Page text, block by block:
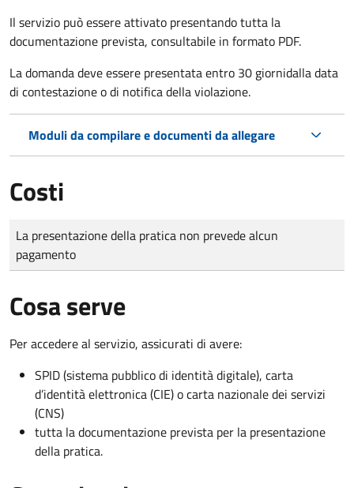
Il servizio può essere attivato presentando tutta la
documentazione prevista, consultabile in formato PDF.
La domanda deve essere presentata entro 30 giornidalla data
di contestazione o di notifica della violazione.
Moduli da compilare e documenti da allegare
Costi
Tipo di pagamento
Importo
La presentazione della pratica non prevede alcun
pagamento
Cosa serve
Per accedere al servizio, assicurati di avere:
SPID (sistema pubblico di identità digitale), carta
d’identità elettronica (CIE) o carta nazionale dei servizi
(CNS)
tutta la documentazione prevista per la presentazione
della pratica.